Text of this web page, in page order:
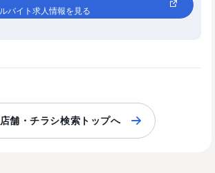
バイト求人情報を見る
店舗・チラシ検索トップへ